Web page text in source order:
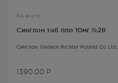
БА внутр
Синглон таб ппо 10мг №28
Синглон , Gedeon Richter Poland Co. Ltd,
1390.00 Р